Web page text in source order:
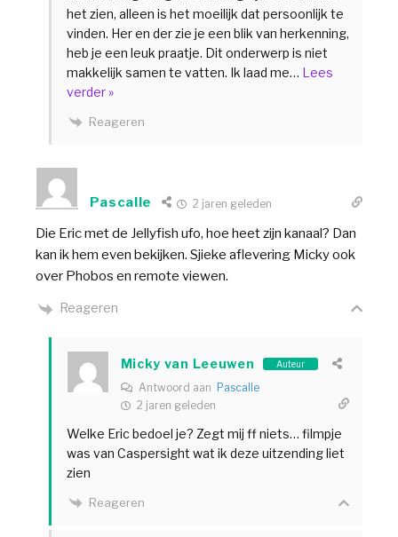
het zien, alleen is het moeilijk dat persoonlijk te
vinden. Her en der zie je een blik van herkenning,
heb je een leuk praatje. Dit onderwerp is niet
makkelijk samen te vatten. Ik laad me… Lees
verder »
Reageren
Pascalle 2 jaren geleden
Die Eric met de Jellyfish ufo, hoe heet zijn kanaal? Dan
kan ik hem even bekijken. Sjieke aflevering Micky ook
over Phobos en remote viewen.
Reageren
Micky van Leeuwen Auteur
Antwoord aan Pascalle
2 jaren geleden
Welke Eric bedoel je? Zegt mij ff niets… filmpje
was van Caspersight wat ik deze uitzending liet
zien
Reageren